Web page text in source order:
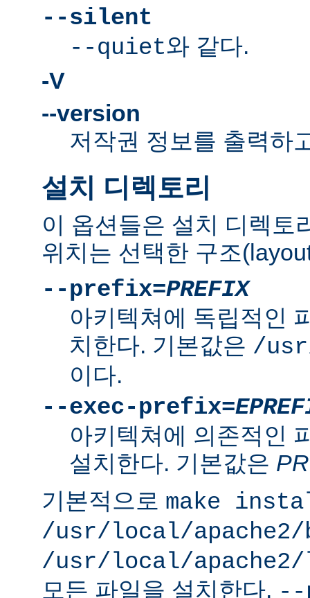
--silent
--quiet와 같다.
-V
--version
저작권 정보를 출력하
설치 디렉토리
이 옵션들은 설치 디렉토
위치는 선택한 구조
--prefix=PREFIX
아키텍쳐에 독립적인
치한다. 기본값은 /
이다.
--exec-prefix=
아키텍쳐에 의존적인
설치한다. 기본값은
기본적으로 make
/usr/local/
/usr/local/
모든 파일을 설치한다. --